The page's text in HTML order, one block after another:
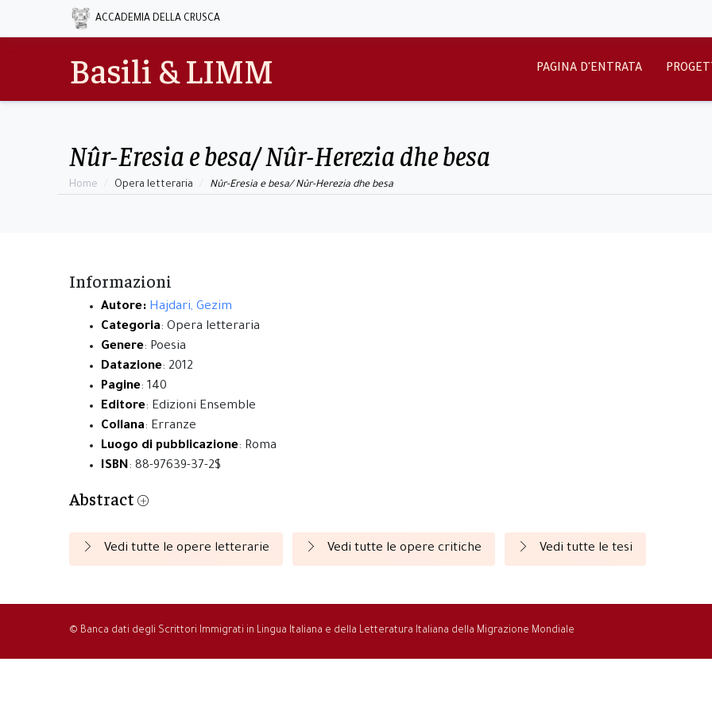
ACCADEMIA DELLA CRUSCA
Basili & LIMM PAGINA D'ENTRATA
Nûr-Eresia e besa/ Nûr-Herezia dhe besa
Home Opera letteraria Nûr-Eresia e besa/ Nûr-Herezia dhe besa
Informazioni
Autore: Hajdari, Gezim
Categoria: Opera letteraria
Genere: Poesia
Datazione: 2012
Pagine: 140
Editore: Edizioni Ensemble
Collana: Erranze
Luogo di pubblicazione: Roma
ISBN: 88-97639-37-2$
Abstract
Vedi tutte le opere letterarie Vedi tutte le opere critiche Vedi tutte le tesi
© Banca dati degli Scrittori Immigrati in Lingua Italiana e della Letteratura Italiana della Migrazione Mondiale